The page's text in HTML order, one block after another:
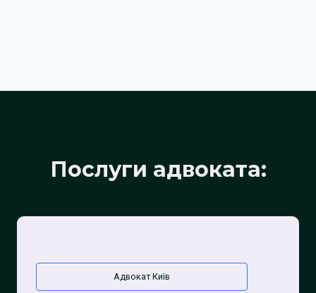
Послуги адвоката:
Адвокат Київ